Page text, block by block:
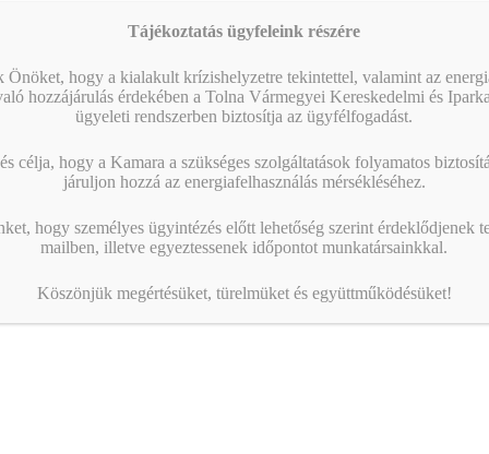
Tájékoztatás ügyfeleink részére
Önöket, hogy a kialakult krízishelyzetre tekintettel, valamint az
hozzájárulás érdekében a Tolna Vármegyei Kereskedelmi és
ügyeleti rendszerben biztosítja az ügyfélfogadást.
célja, hogy a Kamara a szükséges szolgáltatások folyamatos
járuljon hozzá az energiafelhasználás mérsékléséhez.
hogy személyes ügyintézés előtt lehetőség szerint érdeklődjenek
mailben, illetve egyeztessenek időpontot munkatársainkkal.
Köszönjük megértésüket, türelmüket és együttműködésüket!